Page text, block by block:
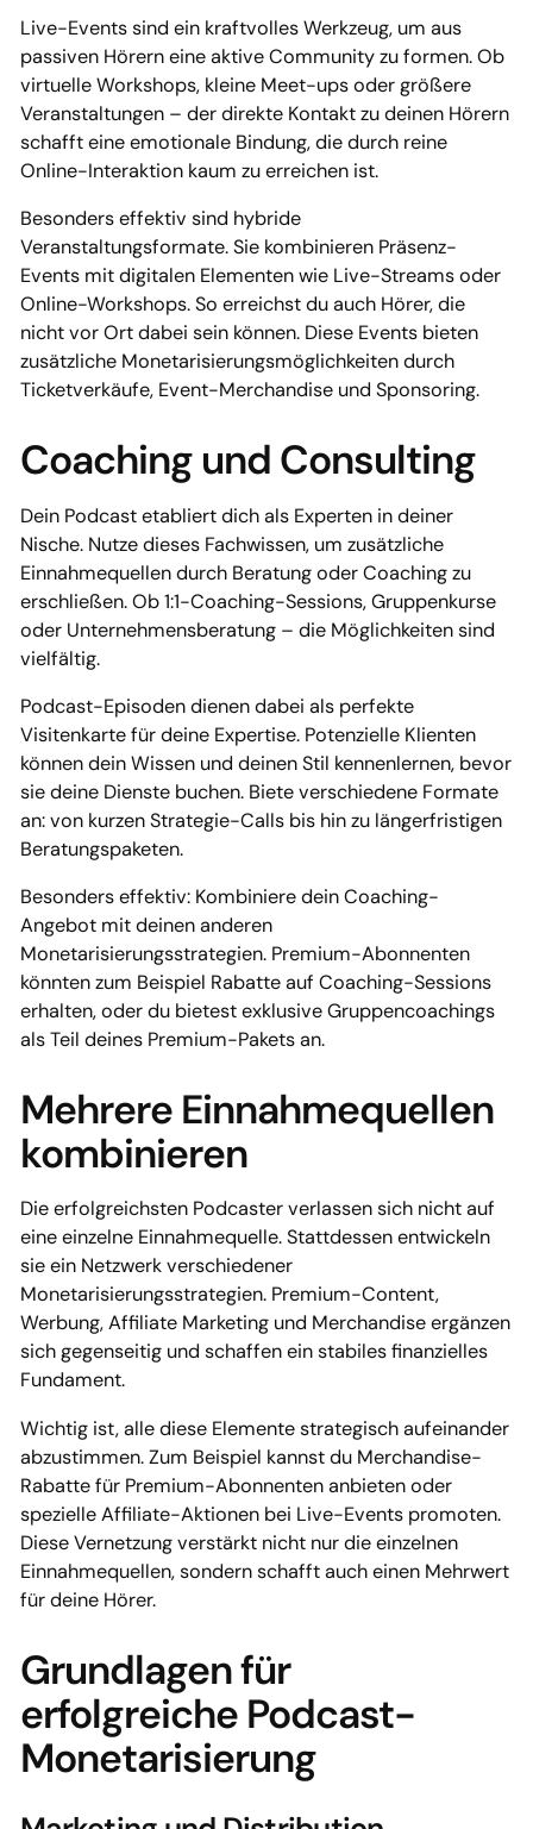
Live-Events sind ein kraftvolles Werkzeug, um aus
passiven Hörern eine aktive Community zu formen. Ob
virtuelle Workshops, kleine Meet-ups oder größere
Veranstaltungen – der direkte Kontakt zu deinen Hörern
schafft eine emotionale Bindung, die durch reine
Online-Interaktion kaum zu erreichen ist.
Besonders effektiv sind hybride
Veranstaltungsformate. Sie kombinieren Präsenz-
Events mit digitalen Elementen wie Live-Streams oder
Online-Workshops. So erreichst du auch Hörer, die
nicht vor Ort dabei sein können. Diese Events bieten
zusätzliche Monetarisierungsmöglichkeiten durch
Ticketverkäufe, Event-Merchandise und Sponsoring.
Coaching und Consulting
Dein Podcast etabliert dich als Experten in deiner
Nische. Nutze dieses Fachwissen, um zusätzliche
Einnahmequellen durch Beratung oder Coaching zu
erschließen. Ob 1:1-Coaching-Sessions, Gruppenkurse
oder Unternehmensberatung – die Möglichkeiten sind
vielfältig.
Podcast-Episoden dienen dabei als perfekte
Visitenkarte für deine Expertise. Potenzielle Klienten
können dein Wissen und deinen Stil kennenlernen, bevor
sie deine Dienste buchen. Biete verschiedene Formate
an: von kurzen Strategie-Calls bis hin zu längerfristigen
Beratungspaketen.
Besonders effektiv: Kombiniere dein Coaching-
Angebot mit deinen anderen
Monetarisierungsstrategien. Premium-Abonnenten
könnten zum Beispiel Rabatte auf Coaching-Sessions
erhalten, oder du bietest exklusive Gruppencoachings
als Teil deines Premium-Pakets an.
Mehrere Einnahmequellen
kombinieren
Die erfolgreichsten Podcaster verlassen sich nicht auf
eine einzelne Einnahmequelle. Stattdessen entwickeln
sie ein Netzwerk verschiedener
Monetarisierungsstrategien. Premium-Content,
Werbung, Affiliate Marketing und Merchandise ergänzen
sich gegenseitig und schaffen ein stabiles finanzielles
Fundament.
Wichtig ist, alle diese Elemente strategisch aufeinander
abzustimmen. Zum Beispiel kannst du Merchandise-
Rabatte für Premium-Abonnenten anbieten oder
spezielle Affiliate-Aktionen bei Live-Events promoten.
Diese Vernetzung verstärkt nicht nur die einzelnen
Einnahmequellen, sondern schafft auch einen Mehrwert
für deine Hörer.
Grundlagen für
erfolgreiche Podcast-
Monetarisierung